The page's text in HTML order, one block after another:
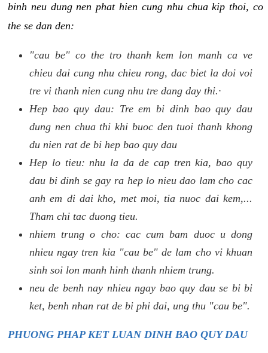
binh neu dung nen phat hien cung nhu chua kip thoi, co
the se dan den:
"cau be" co the tro thanh kem lon manh ca ve
chieu dai cung nhu chieu rong, dac biet la doi voi
tre vi thanh nien cung nhu tre dang day thi.·
Hep bao quy dau: Tre em bi dinh bao quy dau
dung nen chua thi khi buoc den tuoi thanh khong
du nien rat de bi hep bao quy dau
Hep lo tieu: nhu la da de cap tren kia, bao quy
dau bi dinh se gay ra hep lo nieu dao lam cho cac
anh em di dai kho, met moi, tia nuoc dai kem,...
Tham chi tac duong tieu.
nhiem trung o cho: cac cum bam duoc u dong
nhieu ngay tren kia "cau be" de lam cho vi khuan
sinh soi lon manh hinh thanh nhiem trung.
neu de benh nay nhieu ngay bao quy dau se bi bi
ket, benh nhan rat de bi phi dai, ung thu "cau be".
PHUONG PHAP KET LUAN DINH BAO QUY DAU